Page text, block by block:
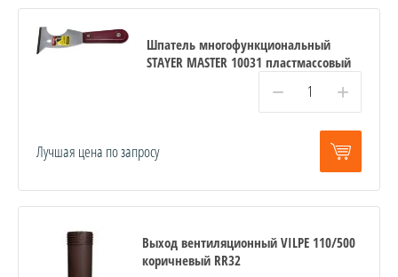
Шпатель многофункциональный
STAYER MASTER 10031 пластмассовый
− +
Лучшая цена по запросу
Выход вентиляционный VILPE 110/500
коричневый RR32